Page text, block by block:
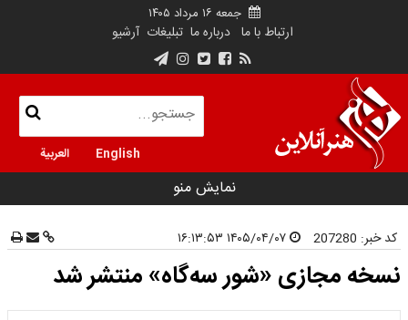
جمعه ۱۶ مرداد ۱۴۰۵
ارتباط با ما درباره ما تبلیغات آرشیو
English العربية
نمایش منو
کد خبر: 207280
نسخه مجازی «شور سه‌گاه» منتشر شد